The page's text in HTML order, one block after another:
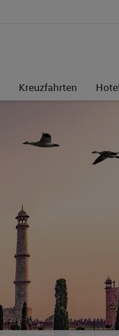
Kreuzfahrten